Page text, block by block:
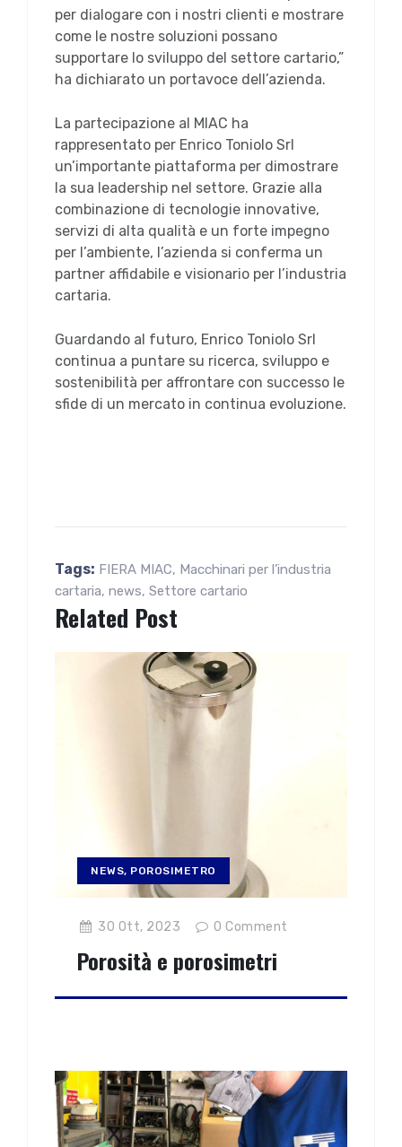
per dialogare con i nostri clienti e mostrare
come le nostre soluzioni possano
supportare lo sviluppo del settore cartario,”
ha dichiarato un portavoce dell’azienda.
La partecipazione al MIAC ha
rappresentato per Enrico Toniolo Srl
un’importante piattaforma per dimostrare
la sua leadership nel settore. Grazie alla
combinazione di tecnologie innovative,
servizi di alta qualità e un forte impegno
per l’ambiente, l’azienda si conferma un
partner affidabile e visionario per l’industria
cartaria.
Guardando al futuro, Enrico Toniolo Srl
continua a puntare su ricerca, sviluppo e
sostenibilità per affrontare con successo le
sfide di un mercato in continua evoluzione.
Tags: FIERA MIAC, Macchinari per l’industria
cartaria, news, Settore cartario
Related Post
NEWS, POROSIMETRO
30 Ott, 2023 0 Comment
Porosità e porosimetri